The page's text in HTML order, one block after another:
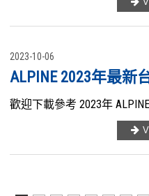
2023-10-06
ALPINE 2023年最新
歡迎下載參考 2023年